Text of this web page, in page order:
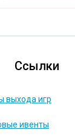
Ссылки
выхода игр
ивенты